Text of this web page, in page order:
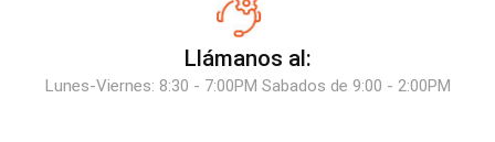
Llámanos al:
Lunes-Viernes: 8:30 - 7:00PM Sabados de 9:00 - 2:00PM